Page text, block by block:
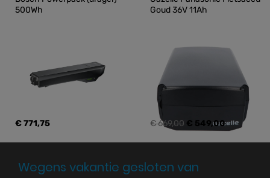
500Wh
€ 771,75
Goud 36V 11Ah
€ 669,00 € 549,00
Wegens vakantie gesloten van